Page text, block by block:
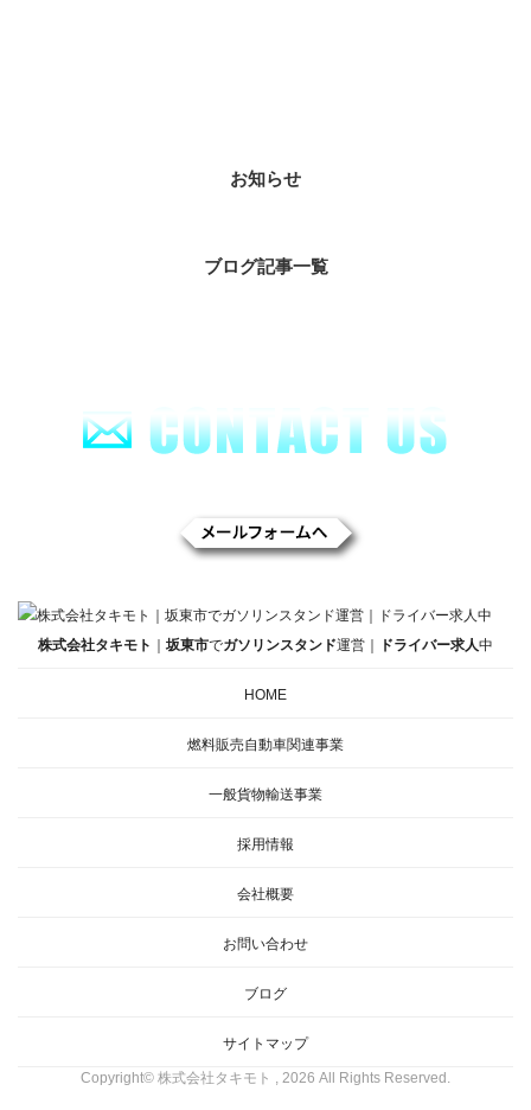
お知らせ
ブログ記事一覧
株式会社タキモト 坂東市でガソリンスタンド運営｜ ドライバー求人中
HOME
燃料販売自動車関連事業
一般貨物輸送事業
採用情報
会社概要
お問い合わせ
ブログ
サイトマップ
Copyright© 株式会社タキモト , 2026 All Rights Reserved.